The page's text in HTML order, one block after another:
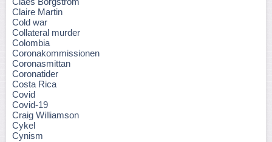
Claire Martin
Cold war
Collateral murder
Colombia
Coronakommissionen
Coronasmittan
Coronatider
Costa Rica
Covid
Covid-19
Craig Williamson
Cykel
Cynism